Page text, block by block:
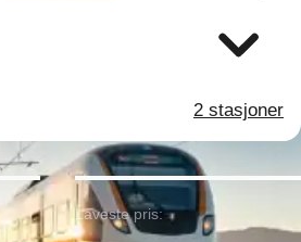
2 stasjoner
Laveste pris: